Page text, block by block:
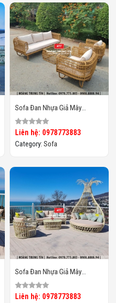
Sofa Đan Nhựa Giả Mây
HTT071
Liên hệ: 0978773883
Category: Sofa
Sofa Đan Nhựa Giả Mây
HTT069
Liên hệ: 0978773883